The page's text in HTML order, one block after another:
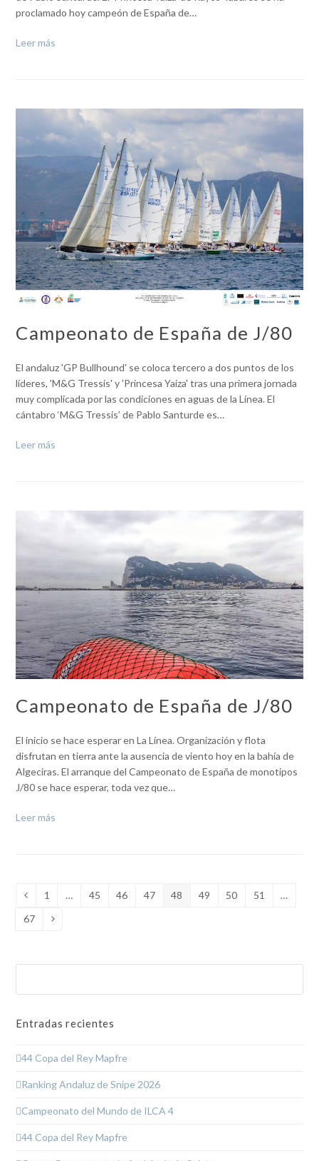
proclamado hoy campeón de España de…
Leer más
Campeonato de España de J/80
El andaluz 'GP Bullhound' se coloca tercero a dos puntos de los
líderes, 'M&G Tressis' y 'Princesa Yaiza' tras una primera jornada
muy complicada por las condiciones en aguas de la Línea. El
cántabro ‘M&G Tressis’ de Pablo Santurde es…
Leer más
Campeonato de España de J/80
El inicio se hace esperar en La Línea. Organización y flota
disfrutan en tierra ante la ausencia de viento hoy en la bahía de
Algeciras. El arranque del Campeonato de España de monotipos
J/80 se hace esperar, toda vez que…
Leer más
AnteriorPage
1 … Page
45 Page
46 Page
47 Page
48 Page
49 Page
50 Page
51 …
Page
67 Siguiente
Entradas recientes
44 Copa del Rey Mapfre
Ranking Andaluz de Snipe 2026
Campeonato del Mundo de ILCA 4
44 Copa del Rey Mapfre